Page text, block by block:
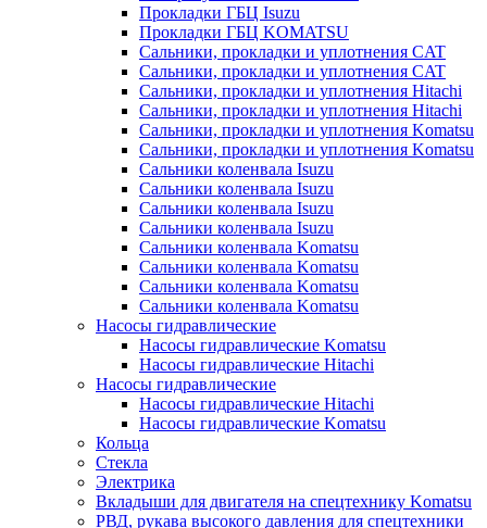
Прокладки ГБЦ Isuzu
Прокладки ГБЦ KOMATSU
Сальники, прокладки и уплотнения CAT
Сальники, прокладки и уплотнения CAT
Сальники, прокладки и уплотнения Hitachi
Сальники, прокладки и уплотнения Hitachi
Сальники, прокладки и уплотнения Komatsu
Сальники, прокладки и уплотнения Komatsu
Сальники коленвала Isuzu
Сальники коленвала Isuzu
Сальники коленвала Isuzu
Сальники коленвала Isuzu
Сальники коленвала Komatsu
Сальники коленвала Komatsu
Сальники коленвала Komatsu
Сальники коленвала Komatsu
Насосы гидравлические
Насосы гидравлические Komatsu
Насосы гидравлические Hitachi
Насосы гидравлические
Насосы гидравлические Hitachi
Насосы гидравлические Komatsu
Кольца
Стекла
Электрика
Вкладыши для двигателя на спецтехнику Komatsu
РВД, рукава высокого давления для спецтехники